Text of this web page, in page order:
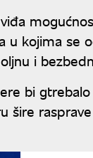
u kojima se
i
bi
šire